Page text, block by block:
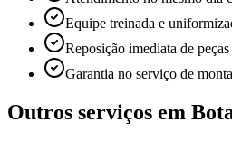
Equipe treinada e
Reposição imediata de
Garantia no serviço de
Outros serviços em